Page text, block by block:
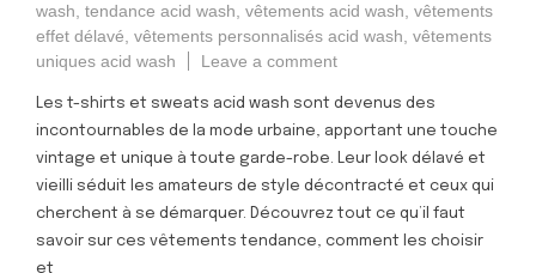
wash tendance acid wash vêtements acid wash vêtements
effet délavé vêtements personnalisés acid wash vêtements
uniques acid wash
Leave a comment
Les t-shirts et sweats acid wash sont devenus des
incontournables de la mode urbaine, apportant une touche
vintage et unique à toute garde-robe. Leur look délavé et
vieilli séduit les amateurs de style décontracté et ceux qui
cherchent à se démarquer. Découvrez tout ce qu’il faut
savoir sur ces vêtements tendance, comment les choisir
et